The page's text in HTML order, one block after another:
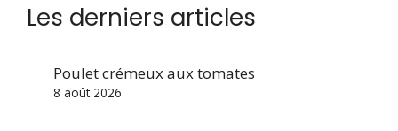
Les derniers articles
Poulet crémeux aux tomates
8 août 2026